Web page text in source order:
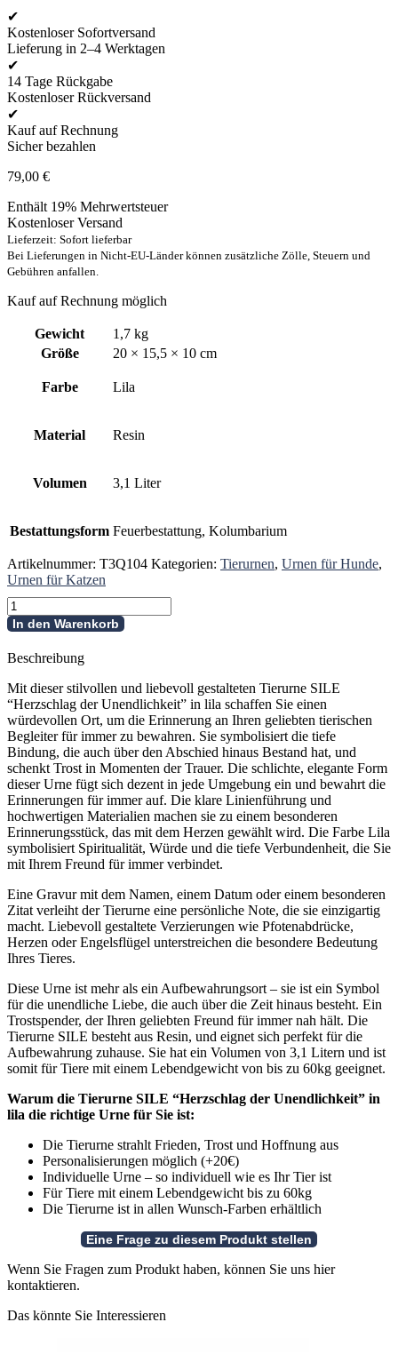
✔
Kostenloser Sofortversand
Lieferung in 2–4 Werktagen
✔
14 Tage Rückgabe
Kostenloser Rückversand
✔
Kauf auf Rechnung
Sicher bezahlen
79,00 €
Enthält 19% Mehrwertsteuer
Kostenloser Versand
Lieferzeit: Sofort lieferbar
Bei Lieferungen in Nicht-EU-Länder können zusätzliche Zölle, Steuern und
Gebühren anfallen.
Kauf auf Rechnung möglich
Gewicht
1,7 kg
Größe
20 × 15,5 × 10 cm
Farbe Lila
Material Resin
Volumen 3,1 Liter
Bestattungsform Feuerbestattung, Kolumbarium
Artikelnummer: T3Q104 Kategorien: Tierurnen, Urnen für Hunde,
Urnen für Katzen
Tierurne
SILE
-
Herzschlag
der
Unendlichkeit
Menge
In den Warenkorb
Beschreibung
Mit dieser stilvollen und liebevoll gestalteten Tierurne SILE
“Herzschlag der Unendlichkeit” in lila schaffen Sie einen
würdevollen Ort, um die Erinnerung an Ihren geliebten tierischen
Begleiter für immer zu bewahren. Sie symbolisiert die tiefe
Bindung, die auch über den Abschied hinaus Bestand hat, und
schenkt Trost in Momenten der Trauer. Die schlichte, elegante Form
dieser Urne fügt sich dezent in jede Umgebung ein und bewahrt die
Erinnerungen für immer auf. Die klare Linienführung und
hochwertigen Materialien machen sie zu einem besonderen
Erinnerungsstück, das mit dem Herzen gewählt wird. Die Farbe Lila
symbolisiert Spiritualität, Würde und die tiefe Verbundenheit, die Sie
mit Ihrem Freund für immer verbindet.
Eine Gravur mit dem Namen, einem Datum oder einem besonderen
Zitat verleiht der Tierurne eine persönliche Note, die sie einzigartig
macht. Liebevoll gestaltete Verzierungen wie Pfotenabdrücke,
Herzen oder Engelsflügel unterstreichen die besondere Bedeutung
Ihres Tieres.
Diese Urne ist mehr als ein Aufbewahrungsort – sie ist ein Symbol
für die unendliche Liebe, die auch über die Zeit hinaus besteht. Ein
Trostspender, der Ihren geliebten Freund für immer nah hält. Die
Tierurne SILE besteht aus Resin, und eignet sich perfekt für die
Aufbewahrung zuhause. Sie hat ein Volumen von 3,1 Litern und ist
somit für Tiere mit einem Lebendgewicht von bis zu 60kg geeignet.
Warum die Tierurne SILE “Herzschlag der Unendlichkeit” in
lila die richtige Urne für Sie ist:
Die Tierurne strahlt Frieden, Trost und Hoffnung aus
Personalisierungen möglich (+20€)
Individuelle Urne – so individuell wie es Ihr Tier ist
Für Tiere mit einem Lebendgewicht bis zu 60kg
Die Tierurne ist in allen Wunsch-Farben erhältlich
Wenn Sie Fragen zum Produkt haben, können Sie uns hier
kontaktieren.
Das könnte Sie Interessieren